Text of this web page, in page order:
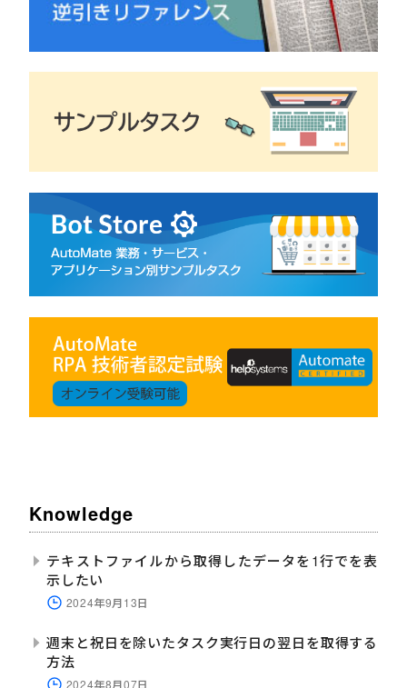
Knowledge
テキストファイルから取得したデータを1行でを表
示したい
2024年9月13日
週末と祝日を除いたタスク実行日の翌日を取得する
方法
2024年8月07日